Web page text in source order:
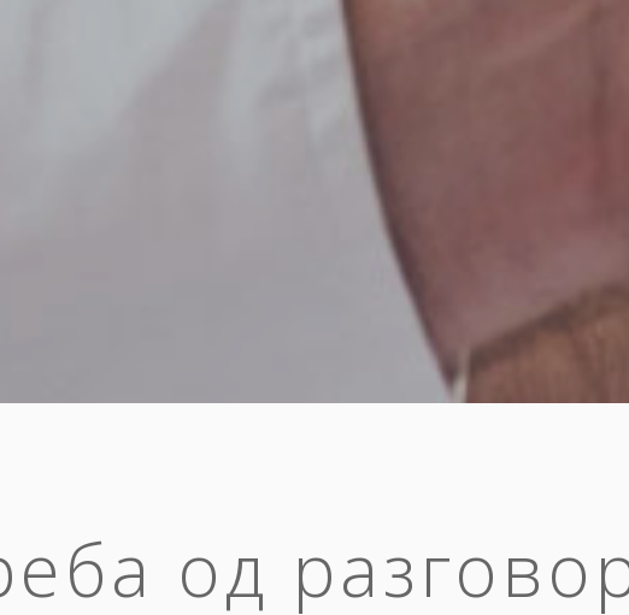
од